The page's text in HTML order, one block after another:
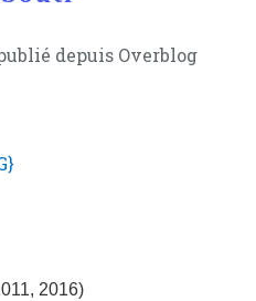
depuis Overblog
2016)